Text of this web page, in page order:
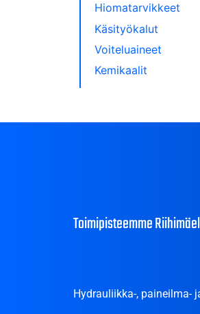
Hiomatarvikkeet
Käsityökalut
Voiteluaineet
Kemikaalit
Toimipisteemme
Hydrauliikka-, paineilma-